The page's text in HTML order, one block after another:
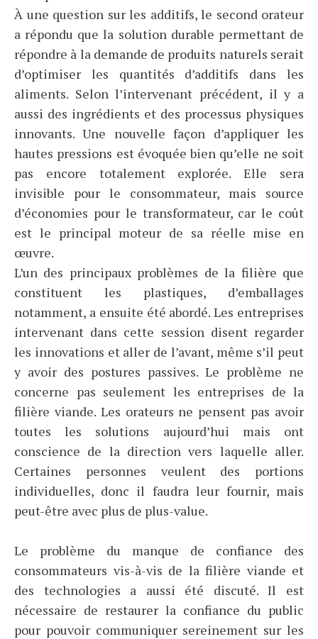
À une question sur les additifs, le second orateur
a répondu que la solution durable permettant de
répondre à la demande de produits naturels serait
d’optimiser les quantités d’additifs dans les
aliments. Selon l’intervenant précédent, il y a
aussi des ingrédients et des processus physiques
innovants. Une nouvelle façon d’appliquer les
hautes pressions est évoquée bien qu’elle ne soit
pas encore totalement explorée. Elle sera
invisible pour le consommateur, mais source
d’économies pour le transformateur, car le coût
est le principal moteur de sa réelle mise en
œuvre.
L’un des principaux problèmes de la filière que
constituent les plastiques, d’emballages
notamment, a ensuite été abordé. Les entreprises
intervenant dans cette session disent regarder
les innovations et aller de l’avant, même s’il peut
y avoir des postures passives. Le problème ne
concerne pas seulement les entreprises de la
filière viande. Les orateurs ne pensent pas avoir
toutes les solutions aujourd’hui mais ont
conscience de la direction vers laquelle aller.
Certaines personnes veulent des portions
individuelles, donc il faudra leur fournir, mais
peut-être avec plus de plus-value.
Le problème du manque de confiance des
consommateurs vis-à-vis de la filière viande et
des technologies a aussi été discuté. Il est
nécessaire de restaurer la confiance du public
pour pouvoir communiquer sereinement sur les